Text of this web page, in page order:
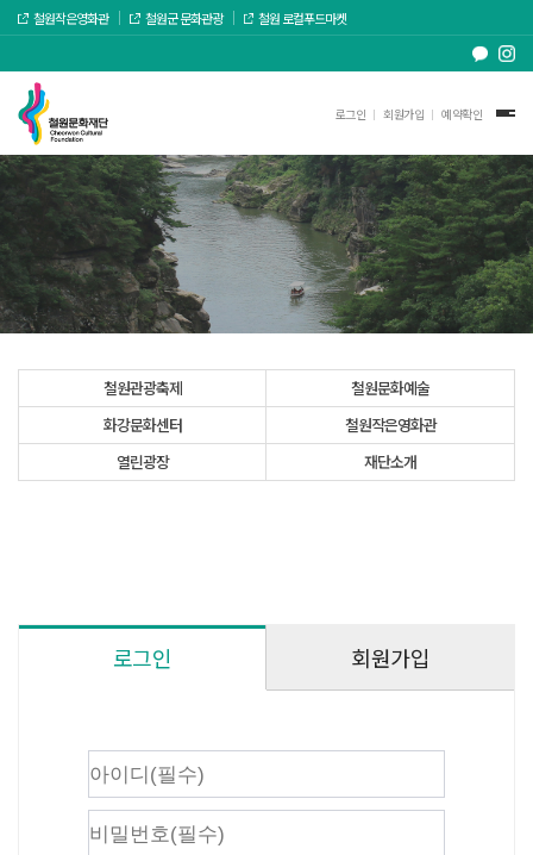
철원작은영화관 철원군 문화관광 철원 로컬푸드마켓
로그인 회원가입 예약확인
철원관광축제
철원문화예술
화강문화센터
철원작은영화관
열린광장
재단소개
로그인 회원가입